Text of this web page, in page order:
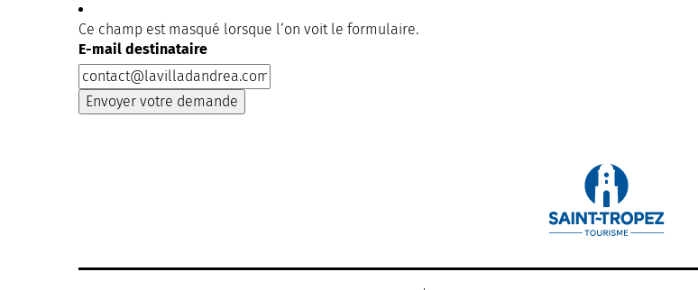
Ce champ est masqué lorsque l‘on voit le formulaire.
E-mail destinataire